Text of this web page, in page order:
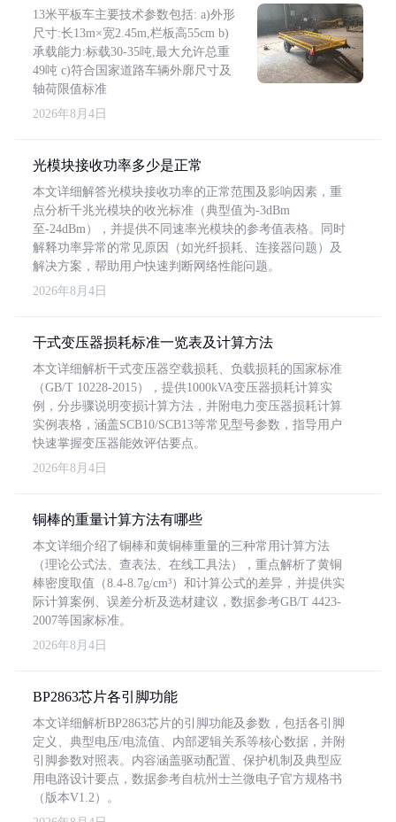
13米平板车主要技术参数包括: a)外形
尺寸:长13m×宽2.45m,栏板高55cm b)
承载能力:标载30-35吨,最大允许总重
49吨 c)符合国家道路车辆外廓尺寸及
轴荷限值标准
2026年8月4日
光模块接收功率多少是正常
本文详细解答光模块接收功率的正常范围及影响因素，重
点分析千兆光模块的收光标准（典型值为-3dBm
至-24dBm），并提供不同速率光模块的参考值表格。同时
解释功率异常的常见原因（如光纤损耗、连接器问题）及
解决方案，帮助用户快速判断网络性能问题。
2026年8月4日
干式变压器损耗标准一览表及计算方法
本文详细解析干式变压器空载损耗、负载损耗的国家标准
（GB/T 10228-2015），提供1000kVA变压器损耗计算实
例，分步骤说明变损计算方法，并附电力变压器损耗计算
实例表格，涵盖SCB10/SCB13等常见型号参数，指导用户
快速掌握变压器能效评估要点。
2026年8月4日
铜棒的重量计算方法有哪些
本文详细介绍了铜棒和黄铜棒重量的三种常用计算方法
（理论公式法、查表法、在线工具法），重点解析了黄铜
棒密度取值（8.4-8.7g/cm³）和计算公式的差异，并提供实
际计算案例、误差分析及选材建议，数据参考GB/T 4423-
2007等国家标准。
2026年8月4日
BP2863芯片各引脚功能
本文详细解析BP2863芯片的引脚功能及参数，包括各引脚
定义、典型电压/电流值、内部逻辑关系等核心数据，并附
引脚参数对照表。内容涵盖驱动配置、保护机制及典型应
用电路设计要点，数据参考自杭州士兰微电子官方规格书
（版本V1.2）。